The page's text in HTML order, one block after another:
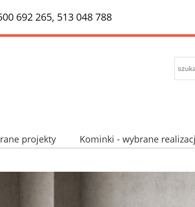
692 265, 513 048 788
projekty Kominki - wybrane
piecokominki